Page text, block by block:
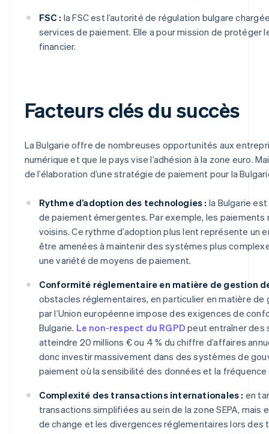
FSC : la FSC est l’autorité de régulation bulgare
services de paiement. Elle a pour mission de
financier.
Facteurs clés du succès
La Bulgarie offre de nombreuses opportunités aux
numérique et que le pays vise l’adhésion à la zone euro.
de l’élaboration d’une stratégie de paiement pour la
Rythme d’adoption des technologies : la Bulgarie
de paiement émergentes. Par exemple, les
voisins. Ce rythme d’adoption plus lent représente un
être amenées à maintenir des systèmes plus
une variété de moyens de paiement.
Conformité réglementaire en matière de gestion
obstacles réglementaires, en particulier en matière
par l’Union européenne impose des exigences de
Bulgarie. Le non-respect du RGPD peut entraîner des
atteindre 20 millions € ou 4 % du chiffre d’affaires
donc investir massivement dans des systèmes de
paiement où la sensibilité des données et la
Complexité des transactions internationales : en
transactions simplifiées au sein de la zone SEPA,
de change et les divergences réglementaires lors